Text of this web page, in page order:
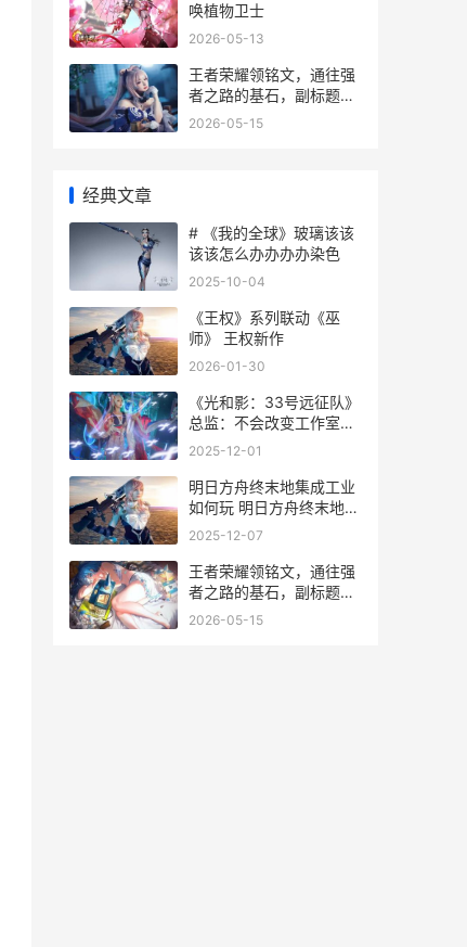
唤植物卫士
2026-05-13
王者荣耀领铭文，通往强
者之路的基石，副标题，
深度解析铭文获取与策略
2026-05-15
经典文章
# 《我的全球》玻璃该该
该该怎么办办办办染色
2025-10-04
《王权》系列联动《巫
师》 王权新作
2026-01-30
《光和影：33号远征队》
总监：不会改变工作室节
拍 光和影绘画作品
2025-12-01
明日方舟终末地集成工业
如何玩 明日方舟终末地配
置要求
2025-12-07
王者荣耀领铭文，通往强
者之路的基石，副标题，
深度解析铭文获取与策略
2026-05-15